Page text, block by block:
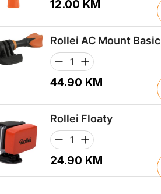
12.00 KM
Rollei AC Mount Basic
44.90 KM
Rollei Floaty
24.90 KM